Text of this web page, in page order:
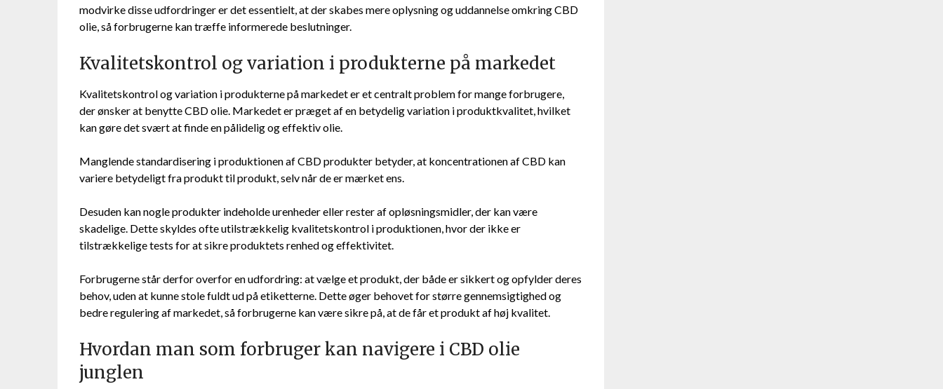
modvirke disse udfordringer er det essentielt, at der skabes mere oplysning og uddannelse omkring CBD
olie, så forbrugerne kan træffe informerede beslutninger.
Kvalitetskontrol og variation i produkterne på markedet
Kvalitetskontrol og variation i produkterne på markedet er et centralt problem for mange forbrugere,
der ønsker at benytte CBD olie. Markedet er præget af en betydelig variation i produktkvalitet, hvilket
kan gøre det svært at finde en pålidelig og effektiv olie.
Manglende standardisering i produktionen af CBD produkter betyder, at koncentrationen af CBD kan
variere betydeligt fra produkt til produkt, selv når de er mærket ens.
Desuden kan nogle produkter indeholde urenheder eller rester af opløsningsmidler, der kan være
skadelige. Dette skyldes ofte utilstrækkelig kvalitetskontrol i produktionen, hvor der ikke er
tilstrækkelige tests for at sikre produktets renhed og effektivitet.
Forbrugerne står derfor overfor en udfordring: at vælge et produkt, der både er sikkert og opfylder deres
behov, uden at kunne stole fuldt ud på etiketterne. Dette øger behovet for større gennemsigtighed og
bedre regulering af markedet, så forbrugerne kan være sikre på, at de får et produkt af høj kvalitet.
Hvordan man som forbruger kan navigere i CBD olie
junglen